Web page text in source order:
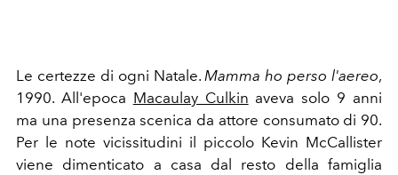
Le certezze di ogni Natale.Mamma ho perso l'aereo,
1990. All'epoca Macaulay Culkin aveva solo 9 anni
ma una presenza scenica da attore consumato di 90.
Per le note vicissitudini il piccolo Kevin McCallister
viene dimenticato a casa dal resto della famiglia